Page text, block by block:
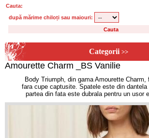
Cauta:
după mărime chiloți sau maiouri:
Categorii >>
Amourette Charm _BS Vanilie
Body Triumph, din gama Amourette Charm,
fara cupe captusite. Spatele este din
partea din fata este dubrala pentru un usor